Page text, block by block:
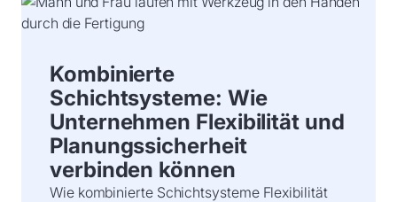
Kombinierte
Schichtsysteme: Wie
Unternehmen Flexibilität und
Planungssicherheit
verbinden können
Wie kombinierte Schichtsysteme Flexibilität